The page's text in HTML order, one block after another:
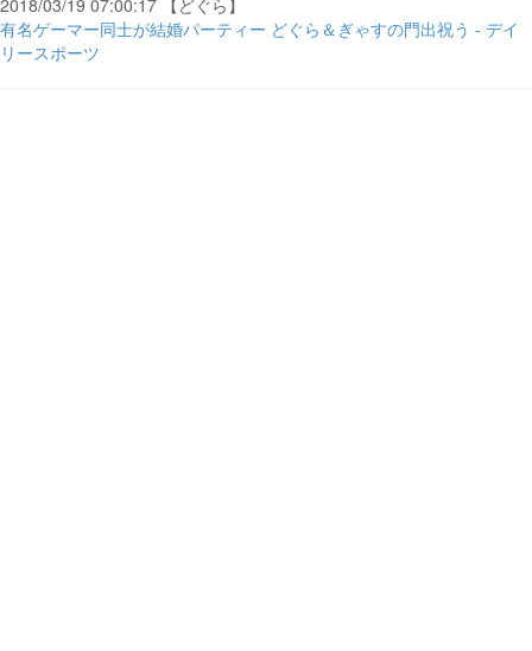
2018/03/19 07:00:17 【どぐら】
有名ゲーマー同士が結婚パーティー どぐら＆ぎゃすの門出祝う - デイ
リースポーツ